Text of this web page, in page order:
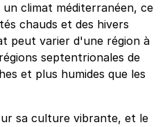
climat méditerranéen, ce
chauds et des hivers
peut varier d'une région à
septentrionales de
et plus humides que les
sa culture vibrante, et le